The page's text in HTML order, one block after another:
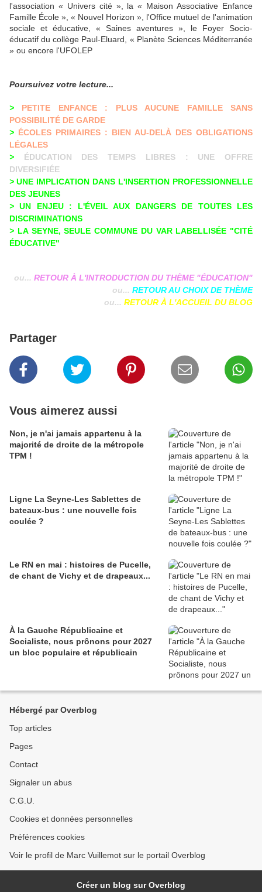
l'association « Univers cité », la « Maison Associative Enfance
Famille École », « Nouvel Horizon », l'Office mutuel de l'animation
sociale et éducative, « Saines aventures », le Foyer Socio-
éducatif du collège Paul-Eluard, « Planète Sciences Méditerranée
» ou encore l'UFOLEP
Poursuivez votre lecture...
>
PETITE ENFANCE : PLUS AUCUNE FAMILLE SANS
POSSIBILITÉ DE GARDE
> ÉCOLES PRIMAIRES : BIEN AU-DELÀ DES OBLIGATIONS
LÉGALES
>
ÉDUCATION DES TEMPS LIBRES : UNE OFFRE
DIVERSIFIÉE
> UNE IMPLICATION DANS L'INSERTION PROFESSIONNELLE
DES JEUNES
> UN ENJEU : L'ÉVEIL AUX DANGERS DE TOUTES LES
DISCRIMINATIONS
> LA SEYNE, SEULE COMMUNE DU VAR LABELLISÉE "CITÉ
ÉDUCATIVE"
ou... RETOUR À L'INTRODUCTION DU THÈME "ÉDUCATION"
ou... RETOUR AU CHOIX DE THÈME
ou... RETOUR À L'ACCUEIL DU BLOG
Partager
Vous aimerez aussi
Non, je n'ai jamais appartenu à la
majorité de droite de la métropole
TPM !
Ligne La Seyne-Les Sablettes de
bateaux-bus : une nouvelle fois
coulée ?
Le RN en mai : histoires de Pucelle,
de chant de Vichy et de drapeaux...
À la Gauche Républicaine et
Socialiste, nous prônons pour 2027
un bloc populaire et républicain
Hébergé par Overblog
Top articles
Pages
Contact
Signaler un abus
C.G.U.
Cookies et données personnelles
Préférences cookies
Voir le profil de Marc Vuillemot sur le portail Overblog
Créer un blog sur Overblog